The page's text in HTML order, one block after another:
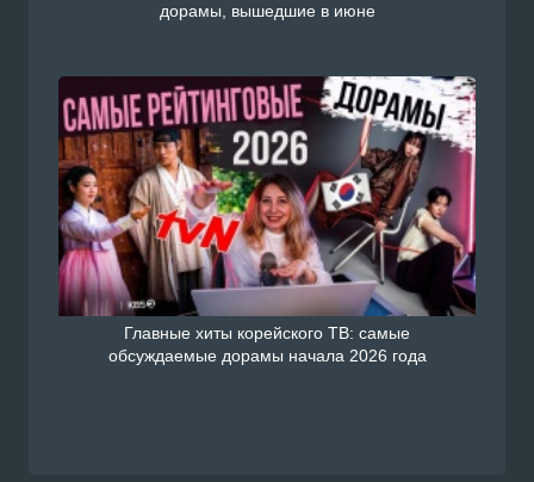
дорамы, вышедшие в июне
Главные хиты корейского ТВ: самые
обсуждаемые дорамы начала 2026 года